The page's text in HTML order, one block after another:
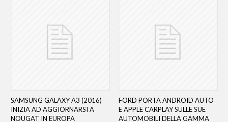
SAMSUNG GALAXY A3 (2016)
INIZIA AD AGGIORNARSI A
NOUGAT IN EUROPA
FORD PORTA ANDROID AUTO
E APPLE CARPLAY SULLE SUE
AUTOMOBILI DELLA GAMMA